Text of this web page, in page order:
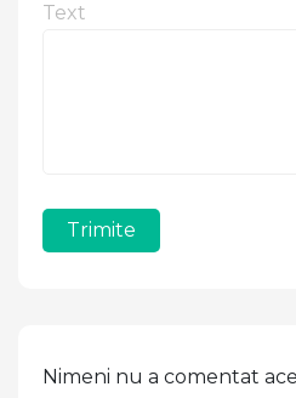
Text
Trimite
Nimeni nu a comentat